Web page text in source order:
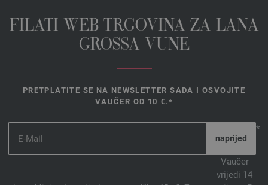
FILATI WEB TRGOVINA ZA LANA
GROSSA VUNE
PRETPLATITE SE NA NEWSLETTER SADA I OSVOJITE
VAUČER OD 10 €.*
*
Vaučer
vrijedi 14